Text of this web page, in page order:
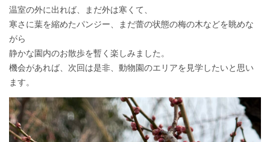
温室の外に出れば、まだ外は寒くて、
寒さに葉を縮めたパンジー、まだ蕾の状態の梅の木などを眺めな
がら
静かな園内のお散歩を暫く楽しみました。
機会があれば、次回は是非、動物園のエリアを見学したいと思い
ます。